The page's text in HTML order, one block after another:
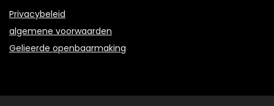
Privacybeleid
algemene voorwaarden
Gelieerde openbaarmaking